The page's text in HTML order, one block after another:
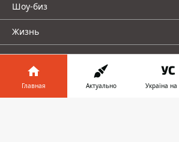
Шоу-биз
Жизнь
О нас
Главная Актуально Україна на